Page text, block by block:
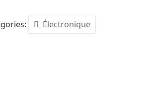
Électronique